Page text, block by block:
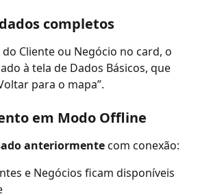
completos
Cliente ou Negócio no card, o
à tela de Dados Básicos, que
para o mapa”.
em Modo Offline
anteriormente com conexão:
e Negócios ficam disponíveis